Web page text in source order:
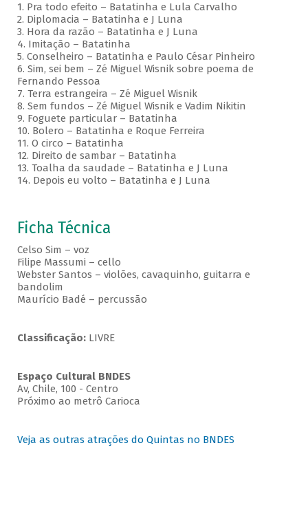
1. Pra todo efeito – Batatinha e Lula Carvalho
2. Diplomacia – Batatinha e J Luna
3. Hora da razão – Batatinha e J Luna
4. Imitação – Batatinha
5. Conselheiro – Batatinha e Paulo César Pinheiro
6. Sim, sei bem – Zé Miguel Wisnik sobre poema de
Fernando Pessoa
7. Terra estrangeira – Zé Miguel Wisnik
8. Sem fundos – Zé Miguel Wisnik e Vadim Nikitin
9. Foguete particular – Batatinha
10. Bolero – Batatinha e Roque Ferreira
11. O circo – Batatinha
12. Direito de sambar – Batatinha
13. Toalha da saudade – Batatinha e J Luna
14. Depois eu volto – Batatinha e J Luna
Ficha Técnica
Celso Sim – voz
Filipe Massumi – cello
Webster Santos – violões, cavaquinho, guitarra e
bandolim
Maurício Badé – percussão
Classificação: LIVRE
Espaço Cultural BNDES
Av, Chile, 100 - Centro
Próximo ao metrô Carioca
Veja as outras atrações do Quintas no BNDES